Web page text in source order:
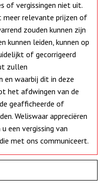
of vergissingen niet uit.
meer relevante prijzen of
zouden kunnen zijn
kunnen leiden, kunnen op
of gecorrigeerd
zullen
en waarbij dit in deze
het afdwingen van de
geafficheerde of
Weliswaar appreciëren
een vergissing van
met ons communiceert.